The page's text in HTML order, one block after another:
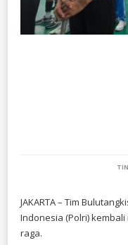
JAKARTA – Tim
Indonesia (Polri)
raga.